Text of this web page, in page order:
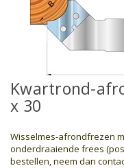
Kwartrond-
x 30
Wisselmes-afrondfrezen
onderdraaiende frees
bestellen, neem dan